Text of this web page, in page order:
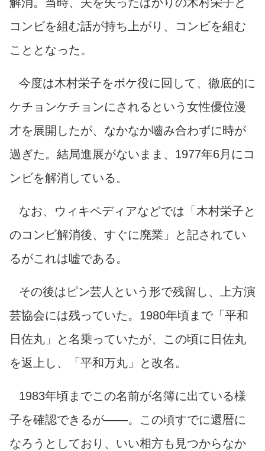
コンビを組む話が持ち上がり、コンビを組む
こととなった。
今度は木村栄子をボケ役に回して、徹底的に
ケチョンケチョンにされるという女性優位漫
才を展開したが、なかなか嚙み合わずに時が
過ぎた。結局進展がないまま、1977年6月にコ
ンビを解消している。
なお、ウィキペディアなどでは「木村栄子と
のコンビ解消後、すぐに廃業」と記されてい
るがこれは嘘である。
その後はピン芸人という形で残留し、上方演
芸協会には残っていた。1980年頃まで「平和
日佐丸」と名乗っていたが、この頃に日佐丸
を返上し、「平和万丸」と改名。
1983年頃までこの名前が名簿に出ている様
子を確認できるが――。この頃すでに還暦に
なろうとしており、いい相方も見つからなか